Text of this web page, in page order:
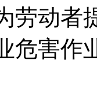
劳动者
危害作